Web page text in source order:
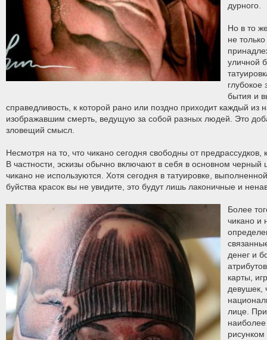
дурного.
Но в то
не
уличной
глубокое
бытия и
справедливость, к которой рано или поздно приходит каждый
изображавшим смерть, ведущую за собой разных людей. Это
зловещий смысл.
Несмотря на то, что чикано сегодня свободны от
В частности, эскизы обычно включают в себя в основном черный
чикано не используются. Хотя сегодня в татуировке,
буйства красок вы не увидите, это будут лишь лаконичные и
Более
чикано и
денег и
карты,
девушек,
лице.